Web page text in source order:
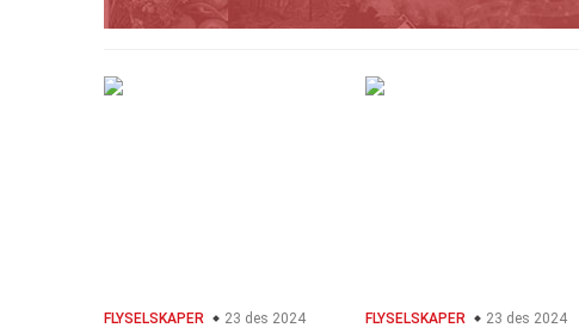
FLYSELSKAPER 23 des 2024 FLYSELSKAPER 23 des 2024